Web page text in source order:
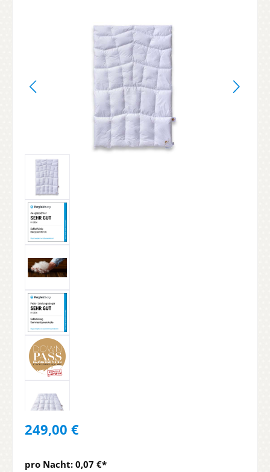
Bildergalerie überspringen
249,00 €
pro Nacht: 0,07 €*